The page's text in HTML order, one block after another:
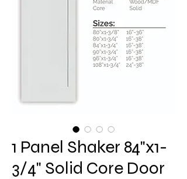
1 Panel Shaker 84"x1-
3/4" Solid Core Door